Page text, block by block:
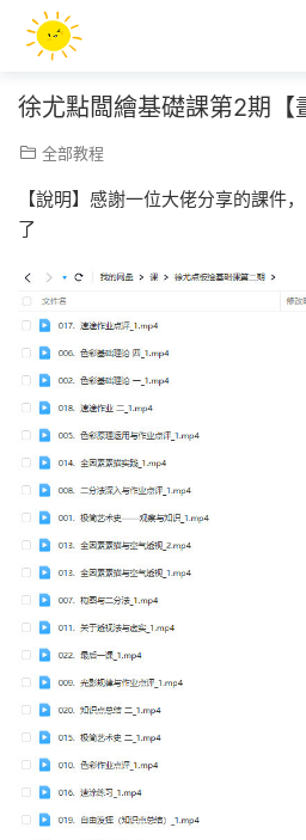
徐尤點闆繪基礎課第2期【
全部教程
【說明】感謝一位大佬分享的課件
了